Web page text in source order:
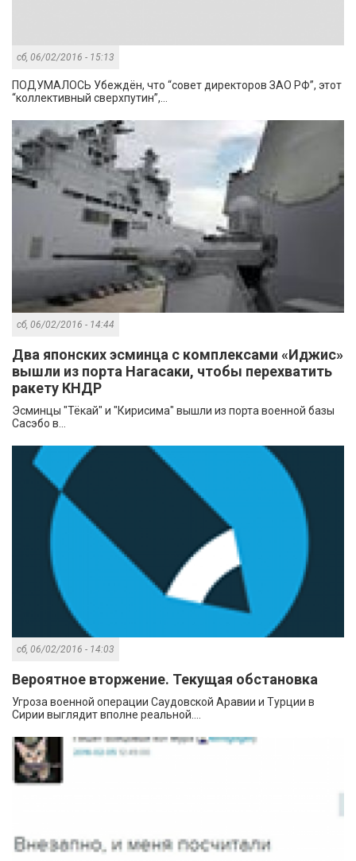
сб, 06/02/2016 - 15:13
ПОДУМАЛОСЬ Убеждён, что “совет директоров ЗАО РФ”, этот
“коллективный сверхпутин”,...
сб, 06/02/2016 - 14:44
Два японских эсминца с комплексами «Иджис»
вышли из порта Нагасаки, чтобы перехватить
ракету КНДР
Эсминцы "Тёкай" и "Кирисима" вышли из порта военной базы
Сасэбо в...
сб, 06/02/2016 - 14:03
Вероятное вторжение. Текущая обстановка
Угроза военной операции Саудовской Аравии и Турции в
Сирии выглядит вполне реальной....